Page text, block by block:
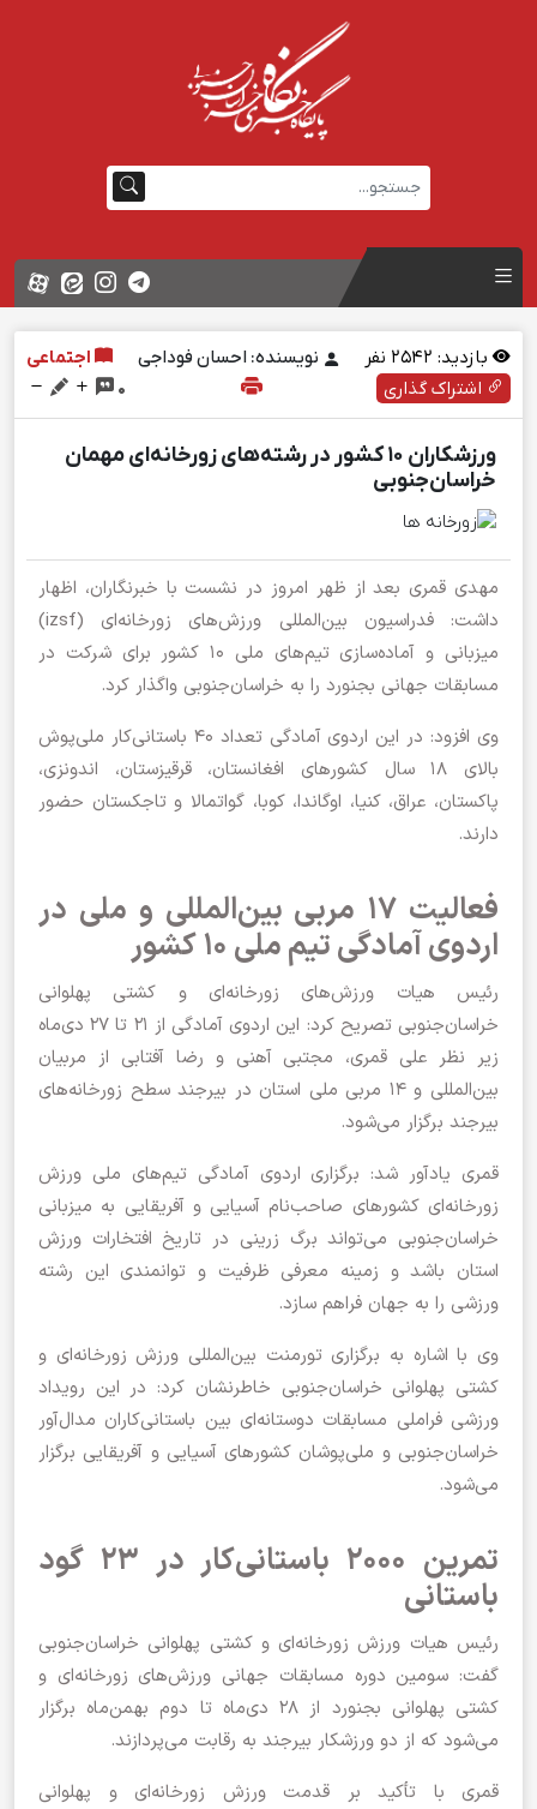
بازدید: نفر نویسنده: احسان فوداجی
اجتماعی
اشتراک گذاری
0
ورزشکاران ۱۰ کشور در رشته‌های زورخانه‌ای مهمان
خراسان‌جنوبی
مهدی قمری بعد از ظهر امروز در نشست با خبرنگاران، اظهار
داشت: فدراسیون بین‌المللی ورزش‌های زورخانه‌ای (izsf)
میزبانی و آماده‌سازی تیم‌های ملی ۱۰ کشور برای شرکت در
مسابقات جهانی بجنورد را به خراسان‌جنوبی واگذار کرد.
وی افزود: در این اردوی آمادگی تعداد ۴۰ باستانی‌کار ملی‌پوش
بالای ۱۸ سال کشورهای افغانستان، قرقیزستان، اندونزی،
پاکستان، عراق، کنیا، اوگاندا، کوبا، گواتمالا و تاجکستان حضور
دارند‌.
فعالیت ۱۷ مربی بین‌المللی و ملی در
اردوی آمادگی تیم‌ ملی ۱۰ کشور
رئیس هیات ورزش‌های زورخانه‌ای و کشتی پهلوانی
خراسان‌جنوبی تصریح کرد: این اردوی آمادگی از ۲۱ تا ۲۷ دی‌ماه
زیر نظر علی قمری، مجتبی آهنی و رضا آفتابی از مربیان
بین‌المللی و ۱۴ مربی ملی استان در بیرجند سطح زورخانه‌های
بیرجند برگزار می‌شود.
قمری یادآور شد: برگزاری اردوی آمادگی تیم‌های ملی ورزش
زورخانه‌ای کشورهای صاحب‌نام آسیایی و آفریقایی به میزبانی
خراسان‌جنوبی می‌تواند برگ زرینی در تاریخ افتخارات ورزش
استان باشد و زمینه معرفی ظرفیت و توانمندی این رشته
ورزشی را به جهان فراهم سازد.
وی با اشاره به برگزاری تورمنت بین‌المللی ورزش زورخانه‌ای و
کشتی پهلوانی خراسان‌جنوبی خاطرنشان کرد: در این رویداد
ورزشی فراملی مسابقات دوستانه‌ای بین باستانی‌کاران مدال‌آور
خراسان‌جنوبی و ملی‌پوشان کشورهای آسیایی و آفریقایی برگزار
می‌شود.
تمرین ۲۰۰۰ باستانی‌کار در ۲۳ گود
باستانی
رئیس هیات ورزش زورخانه‌ای و کشتی پهلوانی خراسان‌جنوبی
گفت: سومین دوره مسابقات جهانی ورزش‌های زورخانه‌ای و
کشتی پهلوانی بجنورد از ۲۸ دی‌ماه تا دوم بهمن‌ماه برگزار
می‌شود که از دو ورزشکار بیرجند به رقابت می‌پردازند.
قمری با تأکید بر قدمت ورزش زورخانه‌ای و پهلوانی